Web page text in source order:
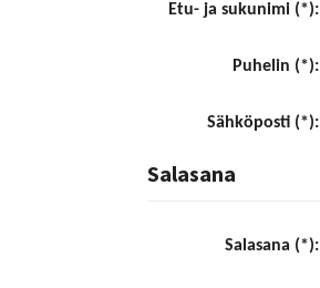
Etu- ja sukunimi (*):
Puhelin (*):
Sähköposti (*):
Salasana
Salasana (*):